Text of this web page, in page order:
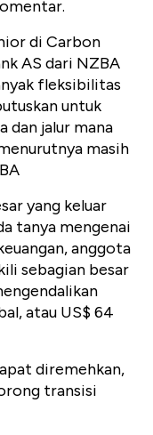
di Carbon
AS dari NZBA
fleksibilitas
untuk
dan jalur mana
masih
yang keluar
tanya mengenai
anggota
sebagian besar
atau US$ 64
diremehkan,
transisi